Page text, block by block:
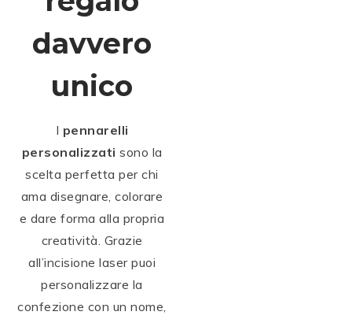
davvero
unico
I pennarelli
personalizzati sono la
scelta perfetta per chi
ama disegnare, colorare
e dare forma alla propria
creatività. Grazie
all’incisione laser puoi
personalizzare la
confezione con un nome,